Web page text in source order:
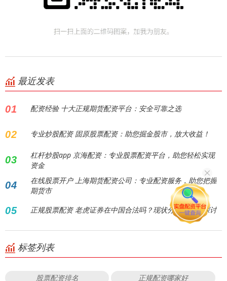
最近发表
01 配资经验 十大正规期货配资平台：安全可靠之选
02 专业炒股配资 固原股票配资：助您掘金股市，放大收益！
03
杠杆炒股app 京海配资：专业股票配资平台，助您轻松实现
资金
04
在线股票开户 上海期货配资公司：专业配资服务，助您把握
期货市
05 正规股票配资 老虎证券在中国合法吗？现状分析与合规探讨
标签列表
股票配资排名 正规配资哪家好